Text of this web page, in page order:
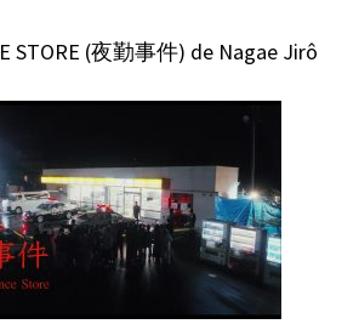
STORE (夜勤事件) de Nagae Jirô